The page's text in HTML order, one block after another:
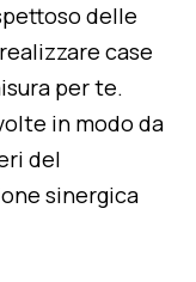
delle
case
per te.
in modo da
del
sinergica